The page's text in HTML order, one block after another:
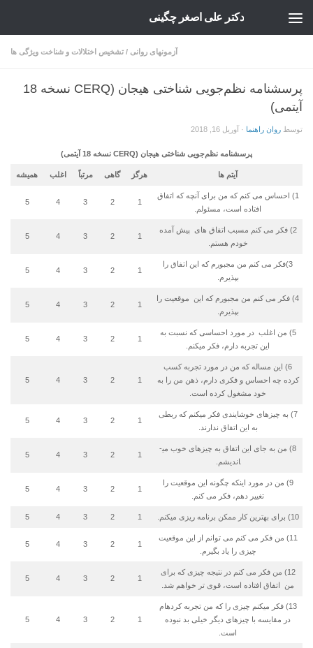
دکتر علی اصغر چگینی
آزمونهای روانی / تشخیص اختلالات و شناخت ویژگی ها
پرسشنامه­ نظم‌جویی شناختی هیجان (CERQ نسخه 18
آیتمی)
توسط روان راهنما · آوریل 16, 2018
پرسشنامه­ نظم‌جویی شناختی هیجان (
CERQ نسخه 18 آیتمی )
آیتم ها هرگز گاهی مرتباً اغلب همیشه
1) احساس می کنم که من برای آنچه که اتفاق
افتاده است، مسئولم.
1
2
3
4
5
2) فکر می کنم مسبب اتفاق های پیش آمده
خودم هستم.
1
2
3
4
5
3)فکر می کنم من مجبورم که این اتفاق را
بپذیرم.
1
2
3
4
5
4) فکر می کنم من مجبورم که این موقعیت را
بپذیرم.
1
2
3
4
5
5) من اغلب در مورد احساسی كه نسبت به
این تجربه دارم، فكر می­كنم.
1
2
3
4
5
6) این مساله که من در مورد تجربه کسب
کرده چه احساس و فکری دارم، ذهن من را به
خود مشغول کرده است.
1
2
3
4
5
7) به چیزهای خوشایندی فكر می­كنم كه ربطی
به این اتفاق ندارند.
1
2
3
4
5
8) من به جای این اتفاق به چیزهای خوب می­
اندیشم.
1
2
3
4
5
9) من در مورد اینکه چگونه این موقعیت را
تغییر دهم، فکر می کنم.
1
2
3
4
5
10) برای بهترین كار ممكن برنامه ریزی می­كنم. 1
2
3
4
5
11) من فکر می کنم می توانم از این موقعیت
چیزی را یاد بگیرم.
1
2
3
4
5
12) من فکر می کنم در نتیجه چیزی که برای
من اتفاق افتاده است، قوی تر خواهم شد.
1
2
3
4
5
13) فكر می­كنم چیزی را كه من تجربه كرده­ام
در مقایسه با چیزهای دیگر خیلی بد نبوده
است.
1
2
3
4
5